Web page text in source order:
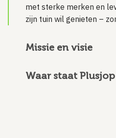
met sterke merken en
zijn tuin wil genieten –
Missie en visie
Waar staat